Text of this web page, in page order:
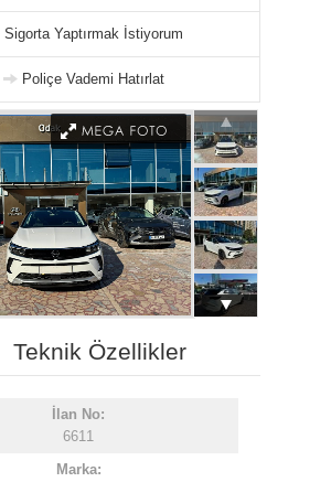
Sigorta Yaptırmak İstiyorum
Poliçe Vademi Hatırlat
Teknik Özellikler
İlan No:
6611
Marka: